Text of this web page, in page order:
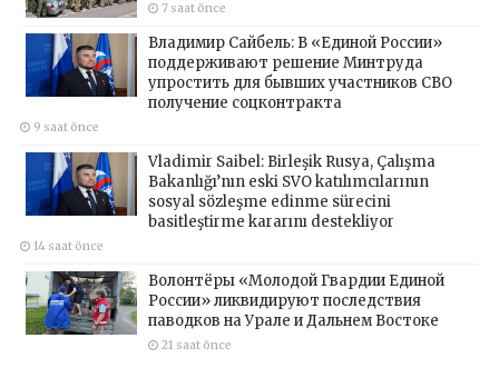
7 saat önce
Владимир Сайбель: В «Единой России»
поддерживают решение Минтруда
упростить для бывших участников СВО
получение соцконтракта
9 saat önce
Vladimir Saibel: Birleşik Rusya, Çalışma
Bakanlığı’nın eski SVO katılımcılarının
sosyal sözleşme edinme sürecini
basitleştirme kararını destekliyor
14 saat önce
Волонтёры «Молодой Гвардии Единой
России» ликвидируют последствия
паводков на Урале и Дальнем Востоке
21 saat önce